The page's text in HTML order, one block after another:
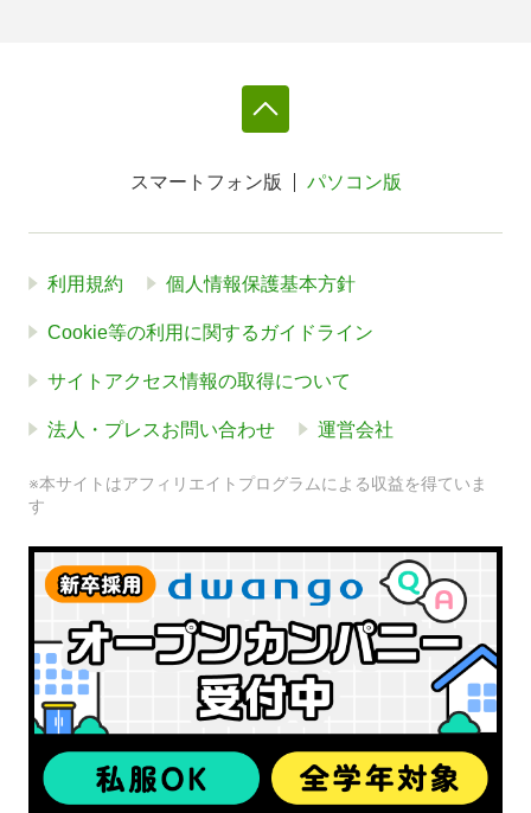
スマートフォン版 パソコン版
利用規約 個人情報保護基本方針
Cookie等の利用に関するガイドライン
サイトアクセス情報の取得について
法人・プレスお問い合わせ 運営会社
※本サイトはアフィリエイトプログラムによる収益を得ていま
す